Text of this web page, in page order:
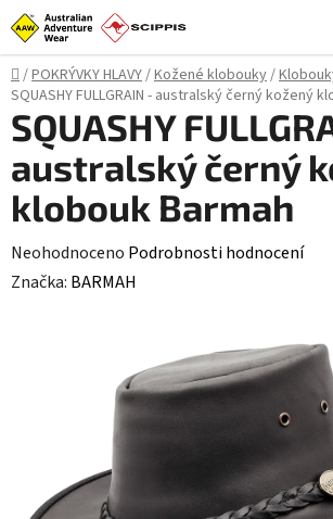
Přejít
na
obsah
Domů
/POKRÝVKY HLAVY/Kožené klobouky/
SQUASHY FULLGRAIN - australský černý kožený
SQUASHY
australský černý
klobouk Barmah
Průměrné
hodnocení
Neohodnoceno Podrobnosti hodnocení
Značka: BARMAH